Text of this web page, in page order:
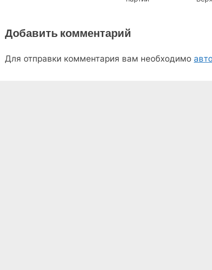
Добавить комментарий
Для отправки комментария вам необходимо